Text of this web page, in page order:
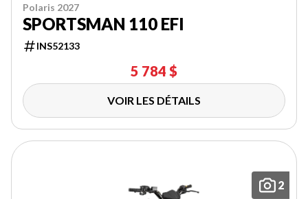
Polaris 2027
SPORTSMAN 110 EFI
INS52133
5 784 $
VOIR LES DÉTAILS
2